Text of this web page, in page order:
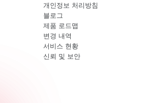
개인정보 처리방침
블로그
제품 로드맵
변경 내역
서비스 현황
신뢰 및 보안